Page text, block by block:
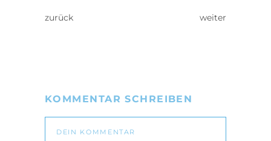
zurück weiter
KOMMENTAR SCHREIBEN